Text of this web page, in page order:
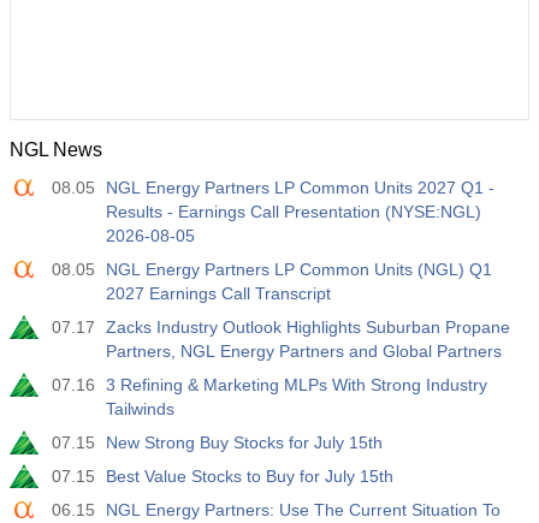
NGL News
08.05
NGL Energy Partners LP Common Units 2027 Q1 -
Results - Earnings Call Presentation (NYSE:NGL)
2026-08-05
08.05
NGL Energy Partners LP Common Units (NGL) Q1
2027 Earnings Call Transcript
07.17
Zacks Industry Outlook Highlights Suburban Propane
Partners, NGL Energy Partners and Global Partners
07.16
3 Refining & Marketing MLPs With Strong Industry
Tailwinds
07.15
New Strong Buy Stocks for July 15th
07.15
Best Value Stocks to Buy for July 15th
06.15
NGL Energy Partners: Use The Current Situation To